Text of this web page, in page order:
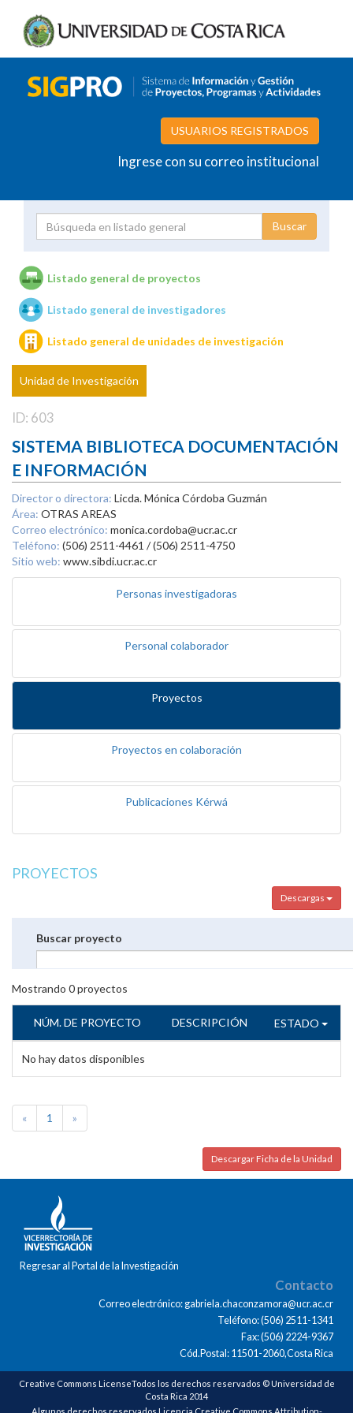
USUARIOS REGISTRADOS
Ingrese con su correo institucional
Unidades de investigación
Listado general de proyectos
Listado general de investigadores
Listado general de unidades de investigación
Unidad de Investigación
ID: 603
SISTEMA BIBLIOTECA DOCUMENTACIÓN
E INFORMACIÓN
Director o directora: Licda. Mónica Córdoba Guzmán
Área: OTRAS AREAS
Correo electrónico: monica.cordoba@ucr.ac.cr
Teléfono: (506) 2511-4461 / (506) 2511-4750
Sitio web: www.sibdi.ucr.ac.cr
Personas investigadoras
Personal colaborador
Proyectos
Proyectos en colaboración
Publicaciones Kérwá
PROYECTOS
Descargas
Buscar proyecto
Mostrando 0proyectos
NÚM. DE PROYECTO DESCRIPCIÓN ESTADO
No hay datos disponibles
« 1 »
Descargar Ficha de la Unidad
Regresar al Portal de la Investigación
Contacto
Correo electrónico: gabriela.chaconzamora@ucr.ac.cr
Teléfono: (506) 2511-1341
Fax: (506) 2224-9367
Cód.Postal: 11501-2060,Costa Rica
Creative Commons LicenseTodos los derechos reservados © Universidad de
Costa Rica 2014